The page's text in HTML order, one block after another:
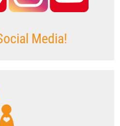
Media!